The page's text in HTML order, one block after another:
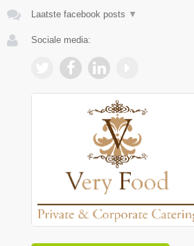
Laatste facebook posts ▼
Sociale media: